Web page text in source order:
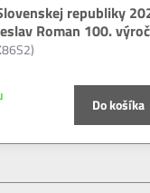
republiky
Roman 100.
Do košíka